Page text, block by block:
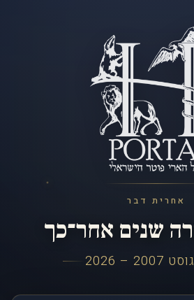
אחרית דבר
שנים אחר־כך